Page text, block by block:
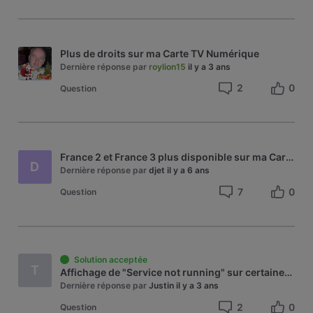
Plus de droits sur ma Carte TV Numérique
Dernière réponse par roylion15 il y a 3 ans
Question 2 0
D
France 2 et France 3 plus disponible sur ma Carte TV Numérique
Dernière réponse par djet il y a 6 ans
Question 7 0
T
Solution acceptée
Affichage de "Service not running" sur certaines chaînes avec carte TV numérique
Dernière réponse par Justin il y a 3 ans
Question 2 0